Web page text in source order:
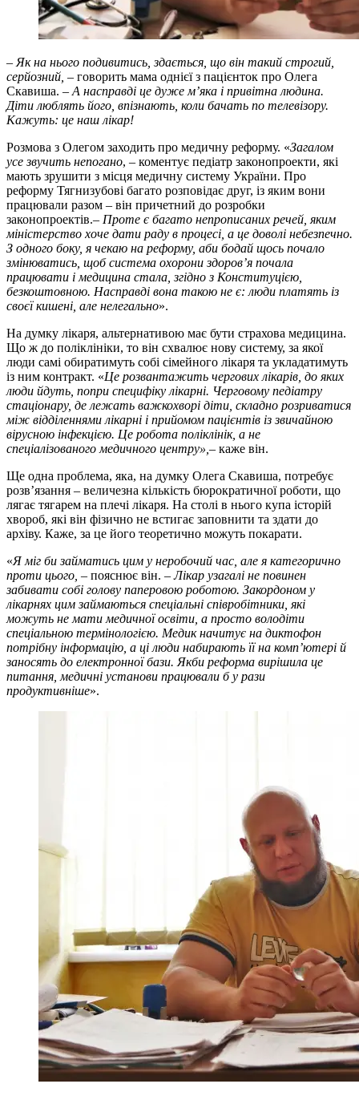
– Як на нього подивитись, здається, що він такий строгий,
серйозний, – говорить мама однієї з пацієнток про Олега
Скавиша. – А насправді це дуже м’яка і привітна людина.
Діти люблять його, впізнають, коли бачать по телевізору.
Кажуть: це наш лікар!
Розмова з Олегом заходить про медичну реформу. «Загалом
усе звучить непогано, – коментує педіатр законопроекти, які
мають зрушити з місця медичну систему України. Про
реформу Тягнизубові багато розповідає друг, із яким вони
працювали разом – він причетний до розробки
законопроектів.– Проте є багато непрописаних речей, яким
міністерство хоче дати раду в процесі, а це доволі небезпечно.
З одного боку, я чекаю на реформу, аби бодай щось почало
змінюватись, щоб система охорони здоров’я почала
працювати і медицина стала, згідно з Конституцією,
безкоштовною. Насправді вона такою не є: люди платять із
своєї кишені, але нелегально».
На думку лікаря, альтернативою має бути страхова медицина.
Що ж до поліклініки, то він схвалює нову систему, за якої
люди самі обиратимуть собі сімейного лікаря та укладатимуть
із ним контракт. «Це розвантажить чергових лікарів, до яких
люди йдуть, попри специфіку лікарні. Черговому педіатру
стаціонару, де лежать важкохворі діти, складно розриватися
між відділеннями лікарні і прийомом пацієнтів із звичайною
вірусною інфекцією. Це робота поліклінік, а не
спеціалізованого медичного центру», – каже він.
Ще одна проблема, яка, на думку Олега Скавиша, потребує
розв’язання – величезна кількість бюрократичної роботи, що
лягає тягарем на плечі лікаря. На столі в нього купа історій
хвороб, які він фізично не встигає заповнити та здати до
архіву. Каже, за це його теоретично можуть покарати.
«Я міг би займатись цим у неробочий час, але я категорично
проти цього, – пояснює він. –Лікар узагалі не повинен
забивати собі голову паперовою роботою. Закордоном у
лікарнях цим займаються спеціальні співробітники, які
можуть не мати медичної освіти, а просто володіти
спеціальною термінологією. Медик начитує на диктофон
потрібну інформацію, а ці люди набирають її на комп’ютері й
заносять до електронної бази. Якби реформа вирішила це
питання, медичні установи працювали б у рази
продуктивніше».